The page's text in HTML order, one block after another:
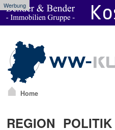
Werbung
Home
REGION POLITIK